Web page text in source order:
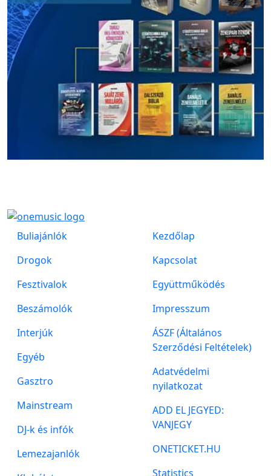
Buliajánlók
Drogok
Fesztivalok
Beszámolók
Interjúk
Egyéb
Gasztro
Mainstream
DJ-k és infók
Lemezajanlók
Kezdőlap
Kapcsolat
Együttműködés
Impresszum
ÁSZF (Általános
Szerződési Feltételek)
Adatvédelmi
nyilatkozat
ADD EL JEGYED:
VANJEGY
ONETICKET.HU
Statistics